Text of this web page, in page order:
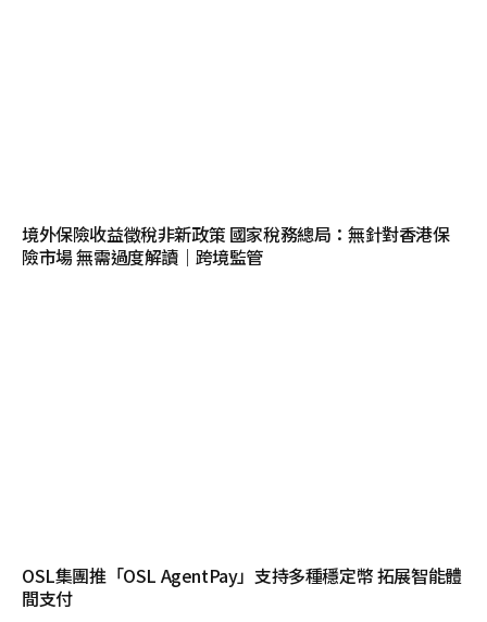
境外保險收益徵稅非新政策 國家稅務總局：無針對香港保
險市場 無需過度解讀｜跨境監管
OSL集團推「OSL AgentPay」支持多種穩定幣 拓展智能體
間支付